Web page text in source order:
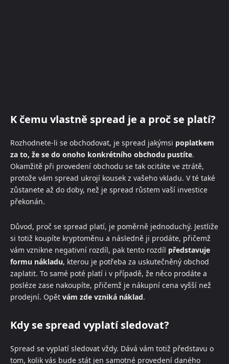
K čemu vlastně spread je a proč se platí?
Rozhodnete-li se obchodovat, je spread jakýmsi poplatkem
za to, že se do onoho konkrétního obchodu pustíte.
Okamžitě při provedení obchodu se tak ocitáte ve ztrátě,
protože vám spread ukrojí kousek z vašeho vkladu. V té také
zůstanete až do doby, než je spread růstem vaší investice
překonán.
Důvod, proč se spread platí, je poměrně jednoduchý. Jestliže
si totiž koupíte kryptoměnu a následně ji prodáte, přičemž
vám vznikne negativní rozdíl, pak tento rozdíl představuje
formu nákladu, kterou je potřeba za uskutečněný obchod
zaplatit. To samé poté platí i v případě, že něco prodáte a
posléze zase nakoupíte, přičemž je nákupní cena vyšší než
prodejní. Opět vám zde vzniká náklad.
Kdy se spread vyplatí sledovat?
Spread se vyplatí sledovat vždy. Dává vám totiž představu o
tom, kolik vás bude stát jen samotné provedení daného